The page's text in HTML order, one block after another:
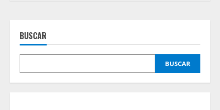
BUSCAR
BUSCAR